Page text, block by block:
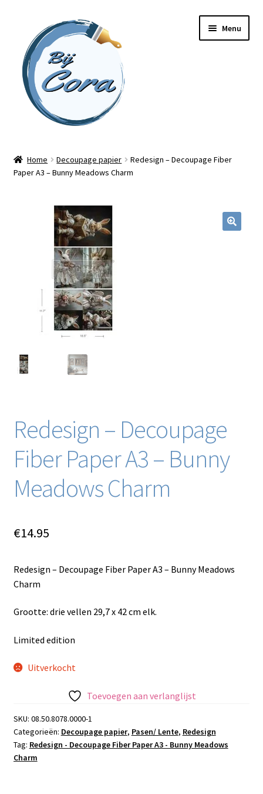
naar
navigatie
inhoud
Menu
Workshops
Online cursussen
Blog / DIY / Tutorials
Contact
Home Decoupage papier
Redesign – Decoupage Fiber
Paper A3 – Bunny Meadows Charm
Redesign – Decoupage
Fiber Paper A3 – Bunny
Meadows Charm
€14.95
Redesign – Decoupage Fiber Paper A3 – Bunny Meadows
Charm
Grootte: drie vellen 29,7 x 42 cm elk.
Limited edition
Uitverkocht
Toevoegen aan verlanglijst
SKU: 08.50.8078.0000-1
Categorieën: Decoupage papier, Pasen/ Lente, Redesign
Tag: Redesign - Decoupage Fiber Paper A3 - Bunny Meadows
Charm